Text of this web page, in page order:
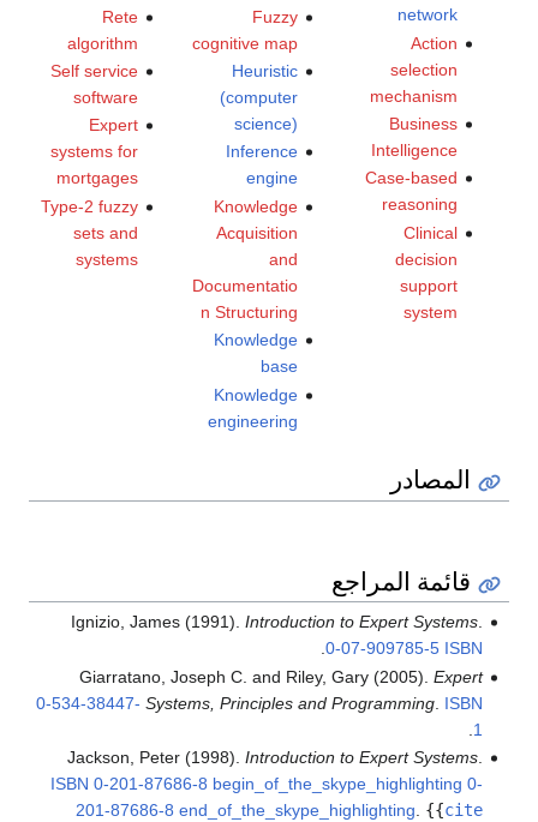
network
Action
selection
mechanism
Business
Intelligence
Case-based
reasoning
Clinical
decision
support
system
Fuzzy
cognitive map
Heuristic
(computer
science)
Inference
engine
Knowledge
Acquisition
and
Documentatio
n Structuring
Knowledge
base
Knowledge
engineering
Rete
algorithm
Self service
software
Expert
systems for
mortgages
Type-2 fuzzy
sets and
systems
المصادر
قائمة المراجع
Ignizio, James (1991). Introduction to Expert Systems.
ISBN
0-07-909785-5
.
Giarratano, Joseph C. and Riley, Gary (2005). Expert
Systems, Principles and Programming. ISBN
0-534-38447-
1
Jackson, Peter (1998). Introduction to Expert Systems.
ISBN 0-201-87686-8 begin_of_the_skype_highlighting 0-
201-87686-8 end_of_the_skype_highlighting
{{cite